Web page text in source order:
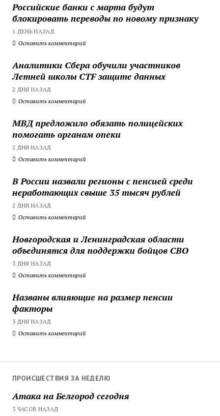
Российские банки с марта будут
блокировать переводы по новому признаку
1 ДЕНЬ НАЗАД
Оставить комментарий
Аналитики Сбера обучили участников
Летней школы CTF защите данных
2 ДНЯ НАЗАД
Оставить комментарий
МВД предложило обязать полицейских
помогать органам опеки
2 ДНЯ НАЗАД
Оставить комментарий
В России назвали регионы с пенсией среди
неработающих свыше 35 тысяч рублей
2 ДНЯ НАЗАД
Оставить комментарий
Новгородская и Ленинградская области
объединятся для поддержки бойцов СВО
3 ДНЯ НАЗАД
Оставить комментарий
Названы влияющие на размер пенсии
факторы
3 ДНЯ НАЗАД
Оставить комментарий
ПРОИСШЕСТВИЯ ЗА НЕДЕЛЮ
Атака на Белгород сегодня
5 ЧАСОВ НАЗАД